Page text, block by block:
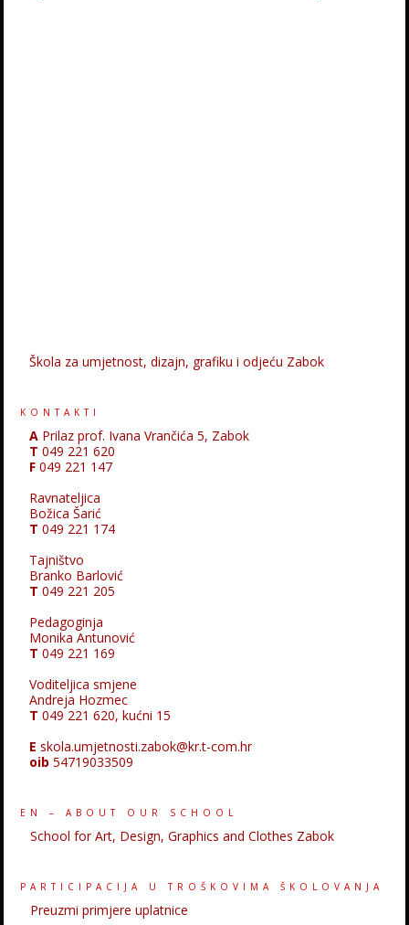
Škola za umjetnost, dizajn, grafiku i odjeću Zabok
KONTAKTI
A Prilaz prof. Ivana Vrančića 5, Zabok
T 049 221 620
F 049 221 147
Ravnateljica
Božica Šarić
T 049 221 174
Tajništvo
Branko Barlović
T 049 221 205
Pedagoginja
Monika Antunović
T 049 221 169
Voditeljica smjene
Andreja Hozmec
T 049 221 620, kućni 15
E skola.umjetnosti.zabok@kr.t-com.hr
oib 54719033509
EN – ABOUT OUR SCHOOL
School for Art, Design, Graphics and Clothes Zabok
PARTICIPACIJA U TROŠKOVIMA ŠKOLOVANJA
Preuzmi primjere uplatnice